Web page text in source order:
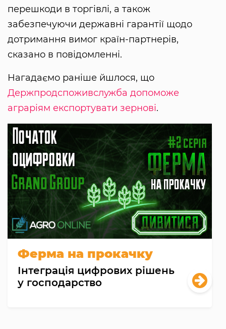
перешкоди в торгівлі, а також
забезпечуючи державні гарантії щодо
дотримання вимог країн-партнерів,
сказано в повідомленні.
Нагадаємо раніше йшлося, що
Держпродспоживслужба допоможе
аграріям експортувати зернові.
Ферма на прокачку
Інтеграція цифрових рішень
у господарство